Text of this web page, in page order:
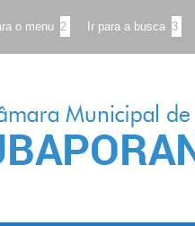
o menu 2 Ir para a busca 3